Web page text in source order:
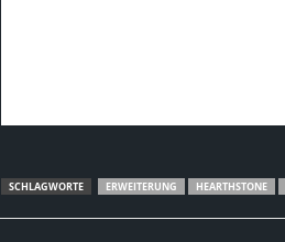
SCHLAGWORTE ERWEITERUNG HEARTHSTONE